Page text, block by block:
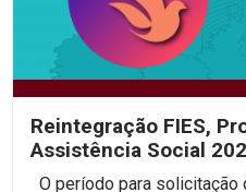
Reintegração FIES,
Assistência Social